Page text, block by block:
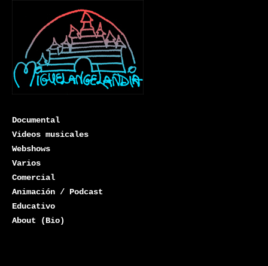
Miguelangelandia
Documental
Videos musicales
Webshows
Varios
Comercial
Animación / Podcast
Educativo
About (Bio)